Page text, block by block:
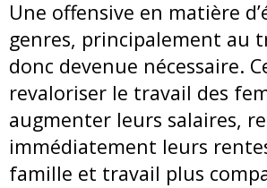
Une offensive en matière
genres, principalement au
donc devenue nécessaire.
revaloriser le travail des
augmenter leurs salaires,
immédiatement leurs
famille et travail plus